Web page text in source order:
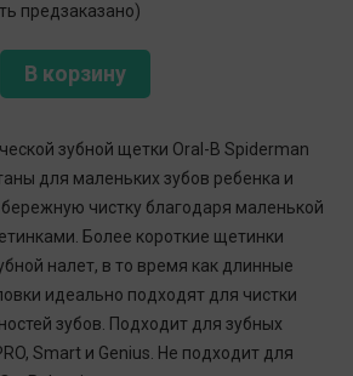
предзаказано)
В корзину
зубной щетки Oral-B Spiderman
для маленьких зубов ребенка и
чистку благодаря маленькой
Более короткие щетинки
налет, в то время как длинные
идеально подходят для чистки
зубов. Подходит для зубных
Smart и Genius. Не подходит для